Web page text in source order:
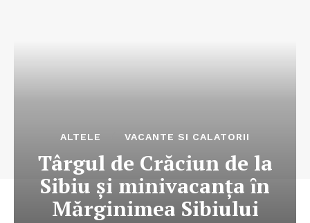
ALTELE VACANTE SI CALATORII
Târgul de Crăciun de la
Sibiu şi minivacanţa ȋn
Mărginimea Sibiului